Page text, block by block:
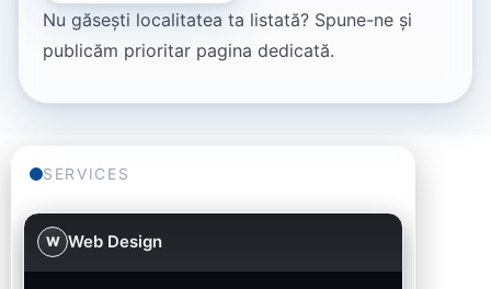
Nu găsești localitatea ta listată? Spune-ne și
publicăm prioritar pagina dedicată.
SERVICES
W Web Design